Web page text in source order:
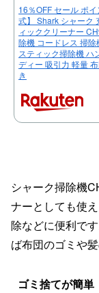
16％OFF セール ポ
式】 Shark シャーク
ィッククリーナー
除機 コードレス 掃
スティック掃除機 ハ
ディー 吸引力 軽量
き
シャーク掃除機
ナーとしても使
除などに便利で
ば布団のゴミや
ゴミ捨てが簡単